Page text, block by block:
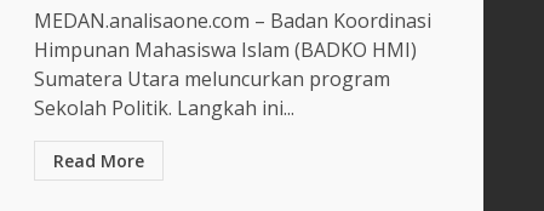
MEDAN.analisaone.com – Badan Koordinasi
Himpunan Mahasiswa Islam (BADKO HMI)
Sumatera Utara meluncurkan program
Sekolah Politik. Langkah ini...
Read More